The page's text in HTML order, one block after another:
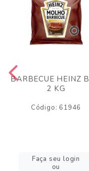
BARBECUE HEINZ
2 KG
Código: 61946
Faça seu login
ou